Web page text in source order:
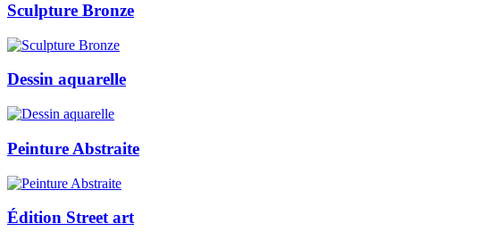
Sculpture Bronze
Dessin aquarelle
Peinture Abstraite
Édition Street art